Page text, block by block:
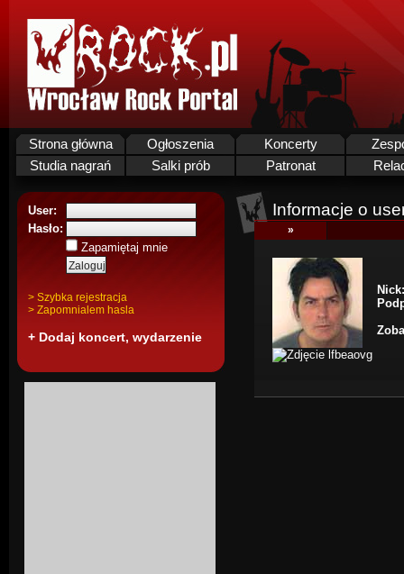
Strona główna Ogłoszenia Koncerty
Studia nagrań
Salki prób Patronat
User:
Hasło:
Zapamiętaj mnie
> Szybka rejestracja
> Zapomnialem hasla
+ Dodaj koncert, wydarzenie
Informacje o
»
Nick: